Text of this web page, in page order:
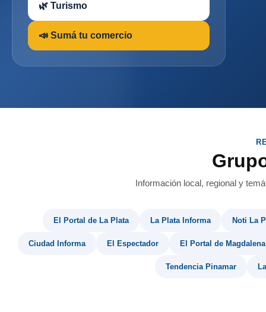
🌿 Turismo
📣 Sumá tu comercio
Información local, regional y
El Portal de La Plata La Plata Informa Noti La
Ciudad Informa El Espectador El Portal de Magdalena
Tendencia Pinamar